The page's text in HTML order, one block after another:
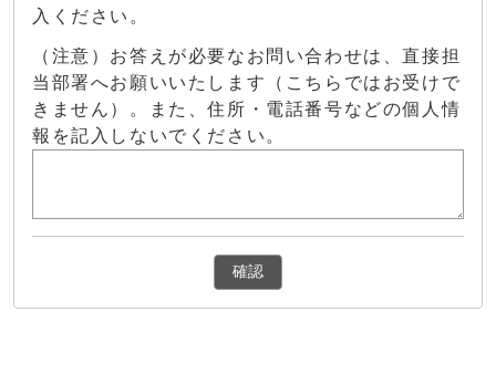
入ください。
（注意）お答えが必要なお問い合わせは、直接担
当部署へお願いいたします（こちらではお受けで
きません）。また、住所・電話番号などの個人情
報を記入しないでください。
確認